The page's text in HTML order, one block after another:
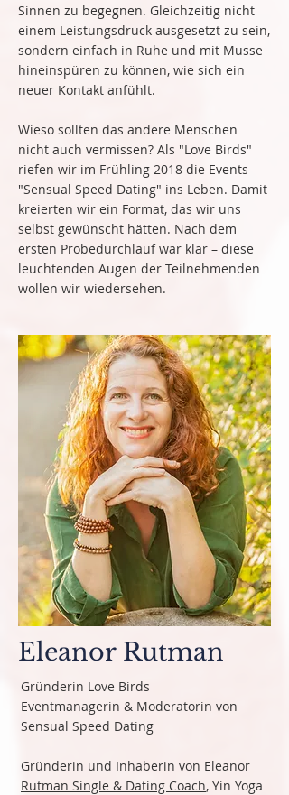
Sinnen zu begegnen. Gleichzeitig nicht
einem Leistungsdruck ausgesetzt zu sein,
sondern einfach in Ruhe und mit Musse
hineinspüren zu können, wie sich ein
neuer Kontakt anfühlt.
Wieso sollten das andere Menschen
nicht auch vermissen? Als "Love Birds"
riefen wir im Frühling 2018 die Events
"Sensual Speed Dating" ins Leben. Damit
kreierten wir ein Format, das wir uns
selbst gewünscht hätten. Nach dem
ersten Probedurchlauf war klar – diese
leuchtenden Augen der Teilnehmenden
wollen wir wiedersehen.
Eleanor Rutman
Gründerin Love Birds
Eventmanagerin & Moderatorin von
Sensual Speed Dating
Gründerin und Inhaberin von Eleanor
Rutman Single & Dating Coach, Yin Yoga